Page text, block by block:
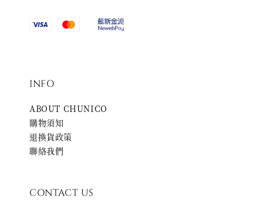
INFO
ABOUT CHUNICO
購物須知
退換貨政策
聯絡我們
CONTACT US